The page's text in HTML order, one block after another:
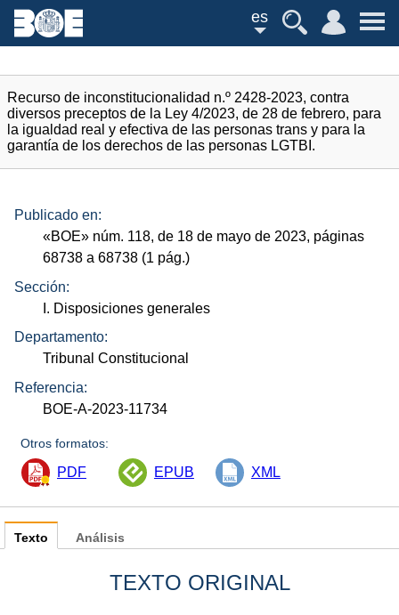
es
Recurso de inconstitucionalidad n.º 2428-2023, contra
diversos preceptos de la Ley 4/2023, de 28 de febrero, para
la igualdad real y efectiva de las personas trans y para la
garantía de los derechos de las personas LGTBI.
Publicado en:
«BOE» núm. 118, de 18 de mayo de 2023, páginas
68738 a 68738 (1 pág.)
Sección:
I. Disposiciones generales
Departamento:
Tribunal Constitucional
Referencia:
BOE-A-2023-11734
Otros formatos:
PDF EPUB XML
Texto
TEXTO ORIGINAL
Análisis